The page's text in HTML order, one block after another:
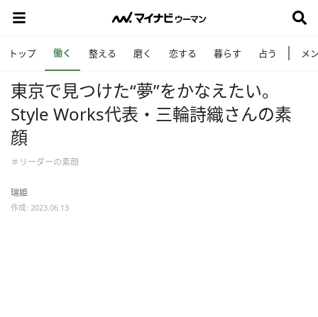
トップ 働く 整える 磨く 恋する 暮らす 占う メ
東京で見つけた“夢”をかなえたい。
Style Works代表・三輪詩織さんの素
顔
＃リーダーの素顔
瑞姫
作成: 2023.06.13